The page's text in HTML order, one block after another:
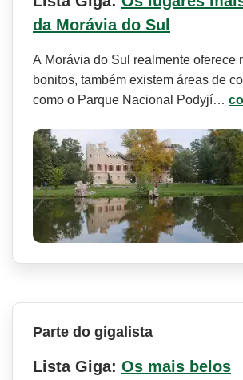
da Morávia do Sul
A Morávia do Sul realmente oferece
bonitos, também existem áreas de
como o Parque Nacional Podyjí…
Parte do gigalista
Lista Giga: Os mais belos